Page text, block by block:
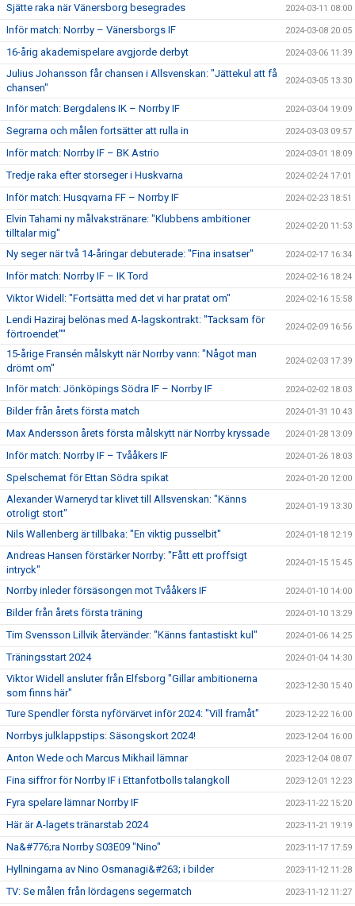
Sjätte raka när Vänersborg besegrades 2024-03-11 08:00
Inför match: Norrby – Vänersborgs IF 2024-03-08 20:05
16-årig akademispelare avgjorde derbyt 2024-03-06 11:39
Julius Johansson får chansen i Allsvenskan: "Jättekul att få
chansen"
2024-03-05 13:30
Inför match: Bergdalens IK – Norrby IF 2024-03-04 19:09
Segrarna och målen fortsätter att rulla in 2024-03-03 09:57
Inför match: Norrby IF – BK Astrio 2024-03-01 18:09
Tredje raka efter storseger i Huskvarna 2024-02-24 17:01
Inför match: Husqvarna FF – Norrby IF 2024-02-23 18:51
Elvin Tahami ny målvakstränare: "Klubbens ambitioner
tilltalar mig"
2024-02-20 11:53
Ny seger när två 14-åringar debuterade: "Fina insatser" 2024-02-17 16:34
Inför match: Norrby IF – IK Tord 2024-02-16 18:24
Viktor Widell: "Fortsätta med det vi har pratat om" 2024-02-16 15:58
Lendi Haziraj belönas med A-lagskontrakt: "Tacksam för
förtroendet""
2024-02-09 16:56
15-årige Fransén målskytt när Norrby vann: "Något man
drömt om"
2024-02-03 17:39
Inför match: Jönköpings Södra IF – Norrby IF 2024-02-02 18:03
Bilder från årets första match 2024-01-31 10:43
Max Andersson årets första målskytt när Norrby kryssade 2024-01-28 13:09
Inför match: Norrby IF – Tvååkers IF 2024-01-26 18:03
Spelschemat för Ettan Södra spikat 2024-01-20 12:00
Alexander Warneryd tar klivet till Allsvenskan: "Känns
otroligt stort"
2024-01-19 13:30
Nils Wallenberg är tillbaka: "En viktig pusselbit" 2024-01-18 12:19
Andreas Hansen förstärker Norrby: "Fått ett proffsigt
intryck"
2024-01-15 15:45
Norrby inleder försäsongen mot Tvååkers IF 2024-01-10 14:00
Bilder från årets första träning 2024-01-10 13:29
Tim Svensson Lillvik återvänder: "Känns fantastiskt kul" 2024-01-06 14:25
Träningsstart 2024 2024-01-04 14:30
Viktor Widell ansluter från Elfsborg "Gillar ambitionerna
som finns här"
2023-12-30 15:40
Ture Spendler första nyförvärvet inför 2024: "Vill framåt" 2023-12-22 16:00
Norrbys julklappstips: Säsongskort 2024! 2023-12-04 16:00
Anton Wede och Marcus Mikhail lämnar 2023-12-04 08:07
Fina siffror för Norrby IF i Ettanfotbolls talangkoll 2023-12-01 12:23
Fyra spelare lämnar Norrby IF 2023-11-22 15:20
Här är A-lagets tränarstab 2024 2023-11-21 19:19
Na&#776;ra Norrby S03E09 "Nino" 2023-11-17 17:59
Hyllningarna av Nino Osmanagi&#263; i bilder 2023-11-12 11:28
TV: Se målen från lördagens segermatch 2023-11-12 11:27